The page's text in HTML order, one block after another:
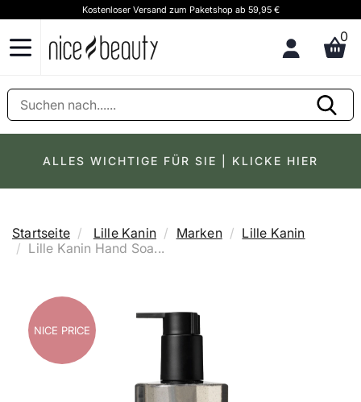
Kostenloser Versand zum Paketshop ab 59,95 €
0
ALLES WICHTIGE FÜR SIE | KLICKE HIER
Startseite Lille Kanin Marken
Lille Kanin
Lille Kanin Hand Soa...
NICE PRICE